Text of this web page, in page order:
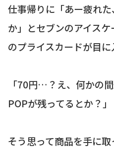
仕事帰りに「あー疲れ
か」とセブンのアイス
のプライスカードが目に
「70円…？え、何かの
POPが残ってるとか？」
そう思って商品を手に